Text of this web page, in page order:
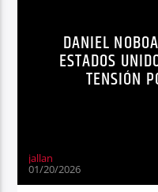
Radio hola
DANIEL
ESTADOS
TENSIÓN
jallan
01/20/2026